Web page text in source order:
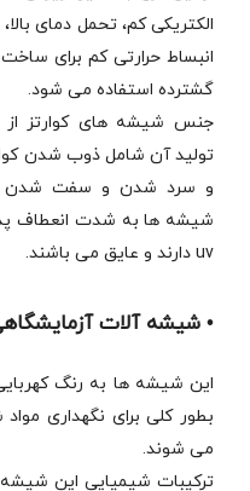
الکتریکی کم، تحمل دمای
انبساط حرارتی کم برای
گشترده استفاده می شود.
جنس شیشه های کوارتز از
و سرد شدن و سفت شدن
شیشه ها به شدت انعطاف
uv دارند و عایق می باشند.
• شیشه آلات
این شیشه ها به رنگ
بطور کلی برای نگهداری
می شوند.
ترکیبات شیمیایی این